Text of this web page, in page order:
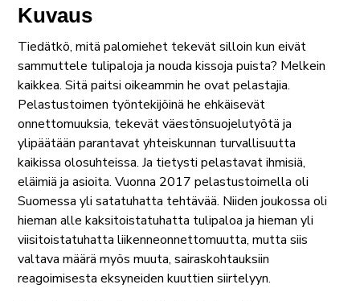
Kuvaus
Tiedätkö, mitä palomiehet tekevät silloin kun eivät
sammuttele tulipaloja ja nouda kissoja puista? Melkein
kaikkea. Sitä paitsi oikeammin he ovat pelastajia.
Pelastustoimen työntekijöinä he ehkäisevät
onnettomuuksia, tekevät väestönsuojelutyötä ja
ylipäätään parantavat yhteiskunnan turvallisuutta
kaikissa olosuhteissa. Ja tietysti pelastavat ihmisiä,
eläimiä ja asioita. Vuonna 2017 pelastustoimella oli
Suomessa yli satatuhatta tehtävää. Niiden joukossa oli
hieman alle kaksitoistatuhatta tulipaloa ja hieman yli
viisitoistatuhatta liikenneonnettomuutta, mutta siis
valtava määrä myös muuta, sairaskohtauksiin
reagoimisesta eksyneiden kuuttien siirtelyyn.